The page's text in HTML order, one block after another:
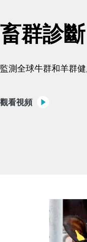
畜群診斷
監測全球牛群和羊群
觀看視頻